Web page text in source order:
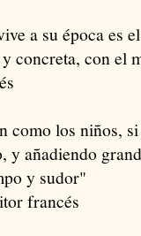
a su época es
concreta, con el
como los niños,
y añadiendo
y sudor"
francés